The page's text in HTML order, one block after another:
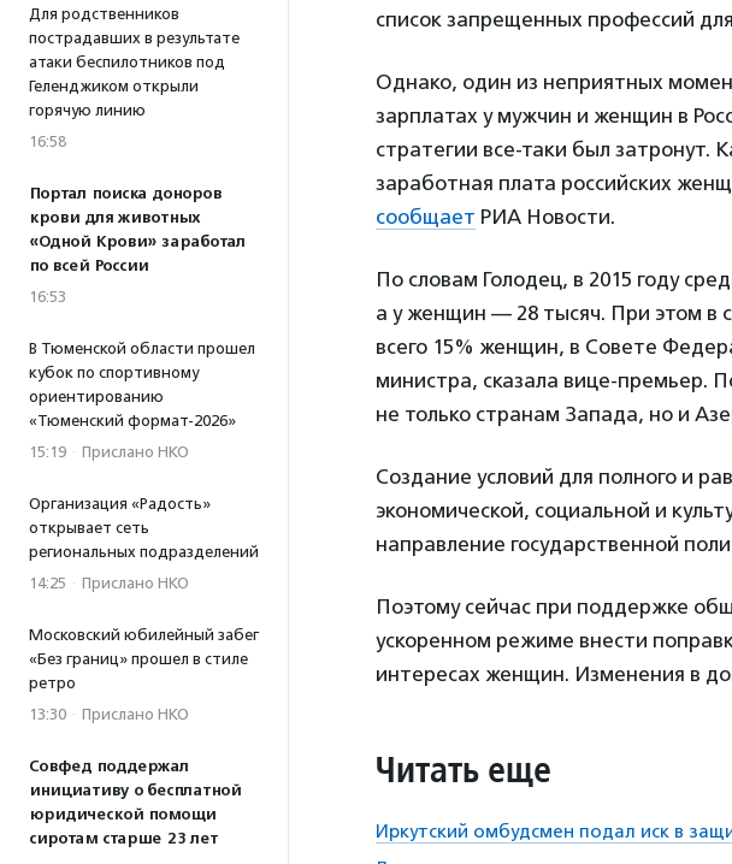
Для родственников
пострадавших в результате
атаки беспилотников под
Геленджиком открыли
горячую линию
16:58
Портал поиска доноров
крови для животных
«Одной Крови» заработал
по всей России
16:53
В Тюменской области прошел
кубок по спортивному
ориентированию
«Тюменский формат-2026»
15:19 · Прислано НКО
Организация «Радость»
открывает сеть
региональных подразделений
14:25 · Прислано НКО
Московский юбилейный забег
«Без границ» прошел в стиле
ретро
13:30 · Прислано НКО
Совфед поддержал
инициативу о бесплатной
юридической помощи
сиротам старше 23 лет
список запрещенных профессий
Однако, один из неприятных
зарплатах у мужчин и женщин в
стратегии все-таки был затронут.
заработная плата российских
сообщает РИА Новости.
По словам Голодец, в 2015 году
а у женщин — 28 тысяч. При этом в
всего 15% женщин, в Совете
министра, сказала вице-премьер.
не только странам Запада, но и
Создание условий для полного и
экономической, социальной и
направление государственной
Поэтому сейчас при поддержке
ускоренном режиме внести
интересах женщин. Изменения в
Читать еще
Иркутский омбудсмен подал иск в